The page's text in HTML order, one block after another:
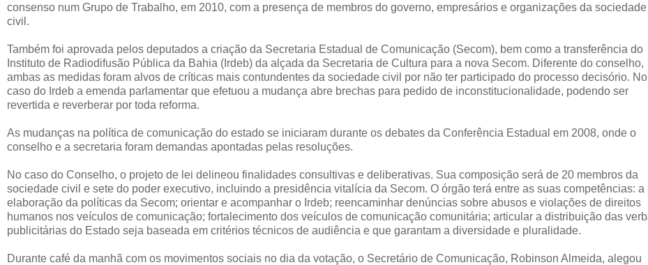
consenso num Grupo de Trabalho, em 2010, com a presença de membros do governo, empresários e organizações da sociedade
civil.
Também foi aprovada pelos deputados a criação da Secretaria Estadual de Comunicação (Secom), bem como a transferência do
Instituto de Radiodifusão Pública da Bahia (Irdeb) da alçada da Secretaria de Cultura para a nova Secom. Diferente do conselho,
ambas as medidas foram alvos de críticas mais contundentes da sociedade civil por não ter participado do processo decisório. No
caso do Irdeb a emenda parlamentar que efetuou a mudança abre brechas para pedido de inconstitucionalidade, podendo ser
revertida e reverberar por toda reforma.
As mudanças na política de comunicação do estado se iniciaram durante os debates da Conferência Estadual em 2008, onde o
conselho e a secretaria foram demandas apontadas pelas resoluções.
No caso do Conselho, o projeto de lei delineou finalidades consultivas e deliberativas. Sua composição será de 20 membros da
sociedade civil e sete do poder executivo, incluindo a presidência vitalícia da Secom. O órgão terá entre as suas competências: a
elaboração da políticas da Secom; orientar e acompanhar o Irdeb; reencaminhar denúncias sobre abusos e violações de direitos
humanos nos veículos de comunicação; fortalecimento dos veículos de comunicação comunitária; articular a distribuição das
publicitárias do Estado seja baseada em critérios técnicos de audiência e que garantam a diversidade e pluralidade.
Durante café da manhã com os movimentos sociais no dia da votação, o Secretário de Comunicação, Robinson Almeida, alegou